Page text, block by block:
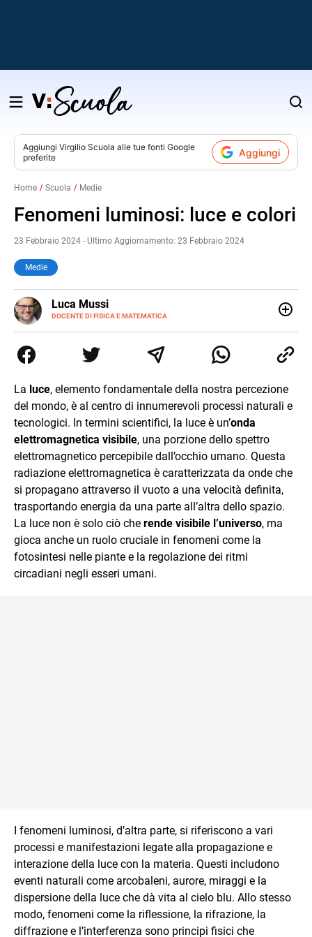
Salta
contenuto
Aggiungi Virgilio Scuola alle tue fonti Google
preferite
Aggiungi
Home Scuola Medie
Fenomeni luminosi: luce e colori
23 Febbraio 2024 - Ultimo Aggiornamento: 23 Febbraio 2024
Medie
Luca Mussi
DOCENTE DI FISICA E MATEMATICA
LINKEDIN
ALTRI
SITI
supporto allo studio con sedi a Milano e in Brianza.
Appassionato di cucina, viaggi, e sport come rugby,
imparare.
La luce, elemento fondamentale della nostra percezione
del mondo, è al centro di innumerevoli processi naturali e
tecnologici. In termini scientifici, la luce è un’onda
elettromagnetica visibile, una porzione dello spettro
elettromagnetico percepibile dall’occhio umano. Questa
radiazione elettromagnetica è caratterizzata da onde che
si propagano attraverso il vuoto a una velocità definita,
trasportando energia da una parte all’altra dello spazio.
La luce non è solo ciò che rende visibile l’universo, ma
gioca anche un ruolo cruciale in fenomeni come la
fotosintesi nelle piante e la regolazione dei ritmi
circadiani negli esseri umani.
I fenomeni luminosi, d’altra parte, si riferiscono a vari
processi e manifestazioni legate alla propagazione e
interazione della luce con la materia. Questi includono
eventi naturali come arcobaleni, aurore, miraggi e la
dispersione della luce che dà vita al cielo blu. Allo stesso
modo, fenomeni come la riflessione, la rifrazione, la
diffrazione e l’interferenza sono principi fisici che